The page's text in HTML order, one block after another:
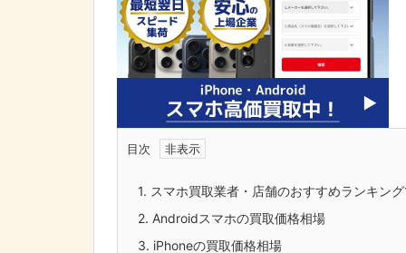
目次
1. スマホ買取業者・店舗のおすすめランキン
2. Androidスマホの買取価格相場
3. iPhoneの買取価格相場